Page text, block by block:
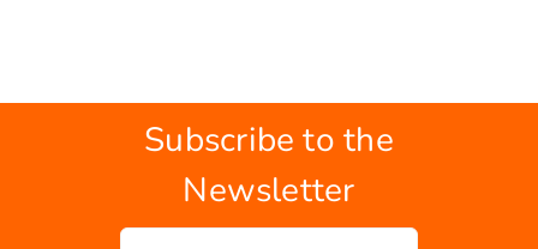
Subscribe to the
Newsletter